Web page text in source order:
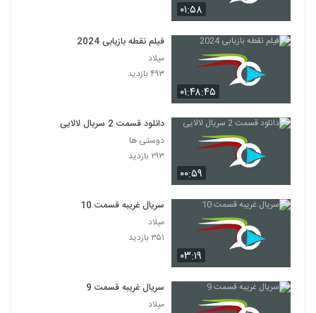
۰۱:۵۸
۰۱:۴۸:۴۵
فیلم نقطه بازیابی 2024
میلاد
۴۹۳ بازدید
۰۰:۵۹
دانلود قسمت 2 سریال لالایی
دوستی ها
۲۹۳ بازدید
۰۳:۱۹
سریال غریبه قسمت 10
میلاد
۳۵۱ بازدید
سریال غریبه قسمت 9
میلاد